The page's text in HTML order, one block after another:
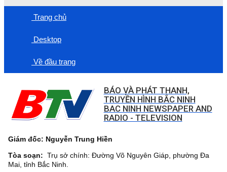
Trang chủ
Desktop
Về đầu trang
BÁO VÀ PHÁT THANH,
TRUYỀN HÌNH BẮC NINH
BAC NINH NEWSPAPER AND
RADIO - TELEVISION
Giám đốc: Nguyễn Trung Hiền
Tòa soạn: Trụ sở chính: Đường Võ Nguyên Giáp, phường Đa
Mai, tỉnh Bắc Ninh.